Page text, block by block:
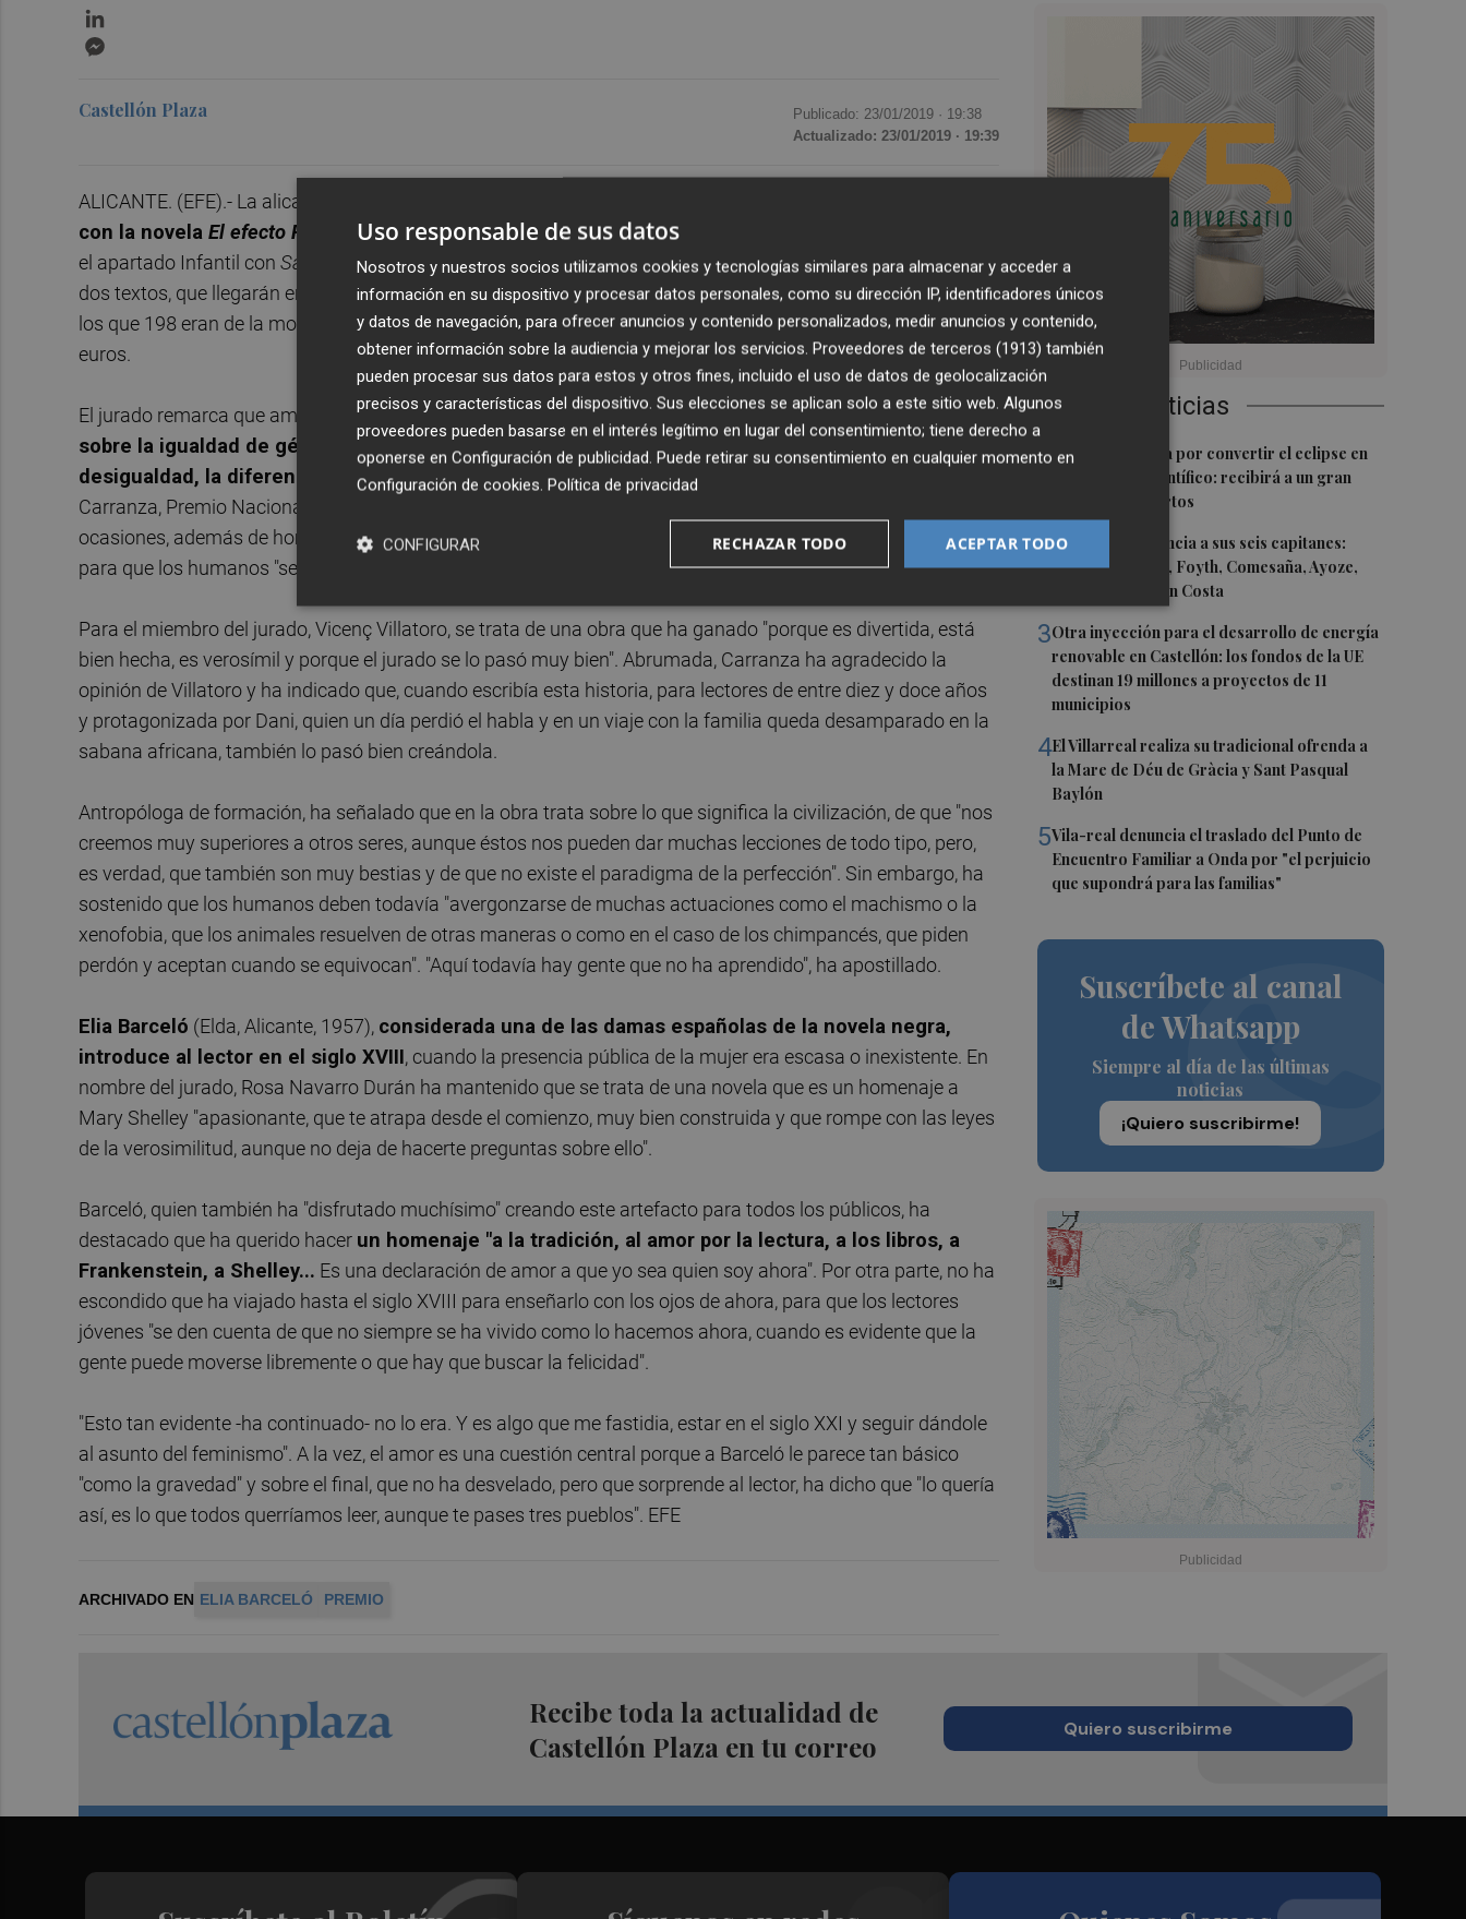
Últimas Noticias
1 Castelló apuesta por convertir el eclipse en
un referente científico: recibirá a un gran
equipo de expertos
2El Villarreal anuncia a sus seis capitanes:
Gerard Moreno, Foyth, Comesaña, Ayoze,
Cardona y Logan Costa
3Otra inyección para el desarrollo de energía
renovable en Castellón: los fondos de la UE
destinan 19 millones a proyectos de 11
municipios
4El Villarreal realiza su tradicional ofrenda a
la Mare de Déu de Gràcia y Sant Pasqual
Baylón
5Vila-real denuncia el traslado del Punto de
Encuentro Familiar a Onda por "el perjuicio
que supondrá para las familias"
Suscríbete al canal
de Whatsapp
Siempre al día de las últimas
noticias
¡Quiero suscribirme!
Castellón Plaza Publicado: 23/01/2019 · 19:38
Actualizado: 23/01/2019 · 19:39
ALICANTE. (EFE).- La alicantina
con la novela El efecto Frankenstein, mientras que la escritora Maite Carranza ha sido la galardonada en
el apartado Infantil con Safari
, donde homenajea a uno de sus héroes de infancia, Tarzán de los monos. Los
dos textos, que llegarán en marzo a las librerías, han sido los escogidos deun total de 289 originales, de
los que 198 eran de la modalidad infantil, dotada con 25.000 euros, y 91 de la juvenil, dotada con 30.000
euros.
El jurado remarca que ambas obras se conectan desde un pasado literario hasta la actualidad para dialogar
sobre la igualdad de género, la libertad femenina y la empatía, incitando a reflexionar sobre la
desigualdad, la diferencia y la indiferencia . A través de un "humor disparatado", la barcelonesa Maite
Carranza, Premio Nacional de literatura juvenil 2011 y que igual que Barceló ha obtenido el Edebé en tres
ocasiones, además de homenajear al personaje de Tarzán, invita a los lectores a aprender de los primates
para que los humanos "se vuelvan más justos y más humildes".
Para el miembro del jurado, Vicenç Villatoro, se trata de una obra que ha ganado "porque es divertida, está
bien hecha, es verosímil y porque el jurado se lo pasó muy bien". Abrumada, Carranza ha agradecido la
opinión de Villatoro y ha indicado que, cuando escribía esta historia, para lectores de entre diez y doce años
y protagonizada por Dani, quien un día perdió el habla y en un viaje con la familia queda desamparado en la
sabana africana, también lo pasó bien creándola.
Antropóloga de formación, ha señalado que en la obra trata sobre lo que significa la civilización, de que "nos
creemos muy superiores a otros seres, aunque éstos nos pueden dar muchas lecciones de todo tipo, pero,
es verdad, que también son muy bestias y de que no existe el paradigma de la perfección". Sin embargo, ha
sostenido que los humanos deben todavía "avergonzarse de muchas actuaciones como el machismo o la
xenofobia, que los animales resuelven de otras maneras o como en el caso de los chimpancés, que piden
perdón y aceptan cuando se equivocan". "Aquí todavía hay gente que no ha aprendido", ha apostillado.
Elia Barceló (Elda, Alicante, 1957), considerada una de las damas españolas de la novela negra,
introduce al lector en el siglo XVIII, cuando la presencia pública de la mujer era escasa o inexistente. En
nombre del jurado, Rosa Navarro Durán ha mantenido que se trata de una novela que es un homenaje a
Mary Shelley "apasionante, que te atrapa desde el comienzo, muy bien construida y que rompe con las leyes
de la verosimilitud, aunque no deja de hacerte preguntas sobre ello".
Barceló, quien también ha "disfrutado muchísimo" creando este artefacto para todos los públicos, ha
destacado que ha querido hacer un homenaje "a la tradición, al amor por la lectura, a los libros, a
Frankenstein, a Shelley... Es una declaración de amor a que yo sea quien soy ahora". Por otra parte, no ha
escondido que ha viajado hasta el siglo XVIII para enseñarlo con los ojos de ahora, para que los lectores
jóvenes "se den cuenta de que no siempre se ha vivido como lo hacemos ahora, cuando es evidente que la
gente puede moverse libremente o que hay que buscar la felicidad".
"Esto tan evidente -ha continuado- no lo era. Y es algo que me fastidia, estar en el siglo XXI y seguir dándole
al asunto del feminismo". A la vez, el amor es una cuestión central porque a Barceló le parece tan básico
"como la gravedad" y sobre el final, que no ha desvelado, pero que sorprende al lector, ha dicho que "lo quería
así, es lo que todos querríamos leer, aunque te pases tres pueblos". EFE
ARCHIVADO EN ELIA BARCELÓ PREMIO
Recibe toda la actualidad de
Castellón Plaza en tu correo
Quiero suscribirme
Uso responsable de sus datos
Nosotros y nuestros socios utilizamos cookies y tecnologías similares para almacenar y acceder a
información en su dispositivo y procesar datos personales, como su dirección IP, identificadores únicos
y datos de navegación, para ofrecer anuncios y contenido personalizados, medir anuncios y contenido,
obtener información sobre la audiencia y mejorar los servicios. Proveedores de terceros (1913) también
pueden procesar sus datos para estos y otros fines, incluido el uso de datos de geolocalización
precisos y características del dispositivo. Sus elecciones se aplican solo a este sitio web. Algunos
proveedores pueden basarse en el interés legítimo en lugar del consentimiento; tiene derecho a
oponerse en Configuración de publicidad. Puede retirar su consentimiento en cualquier momento en
Configuración de cookies. Política de privacidad
ACEPTAR TODO
RECHAZAR TODO
CONFIGURAR